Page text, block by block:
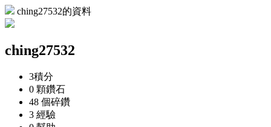
ching27532的資料
ching27532
3積分
0 顆鑽石
48 個碎鑽
3 經驗